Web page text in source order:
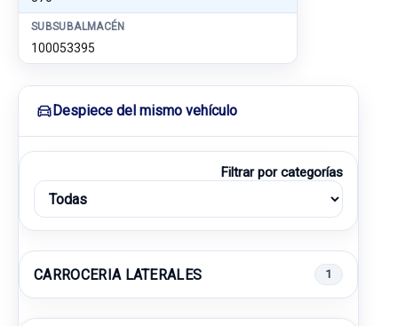
SUBSUBALMACÉN
100053395
Despiece del mismo vehículo
Filtrar por categorías
CARROCERIA LATERALES 1